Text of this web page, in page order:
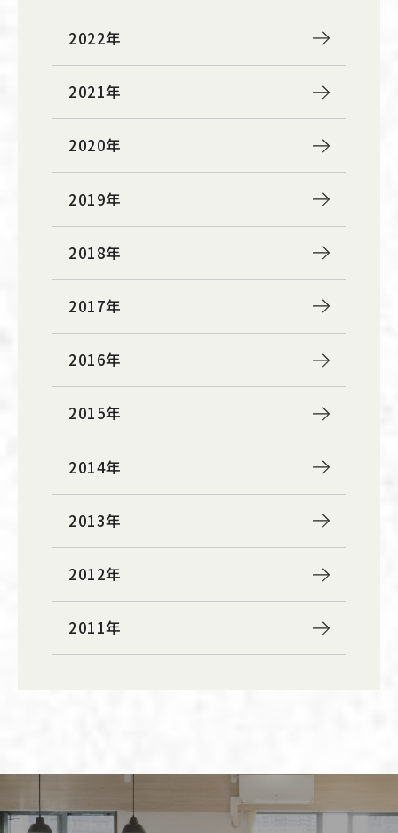
2022年
2021年
2020年
2019年
2018年
2017年
2016年
2015年
2014年
2013年
2012年
2011年